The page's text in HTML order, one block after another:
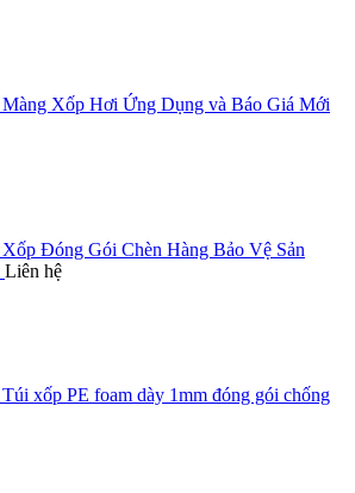
Màng Xốp Hơi Ứng Dụng và Báo Giá Mới
Xốp Đóng Gói Chèn Hàng Bảo Vệ Sản
Liên hệ
Túi xốp PE foam dày 1mm đóng gói chống